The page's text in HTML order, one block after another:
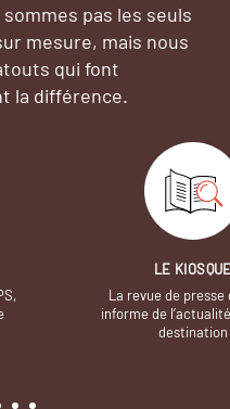
pas les seuls
mesure, mais nous
qui font
la différence.
LE
La revue de presse
informe de
destination